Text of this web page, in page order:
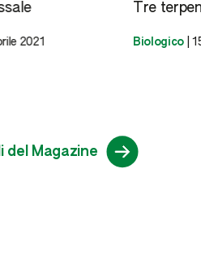
2021
Tre
Biologico|
del Magazine